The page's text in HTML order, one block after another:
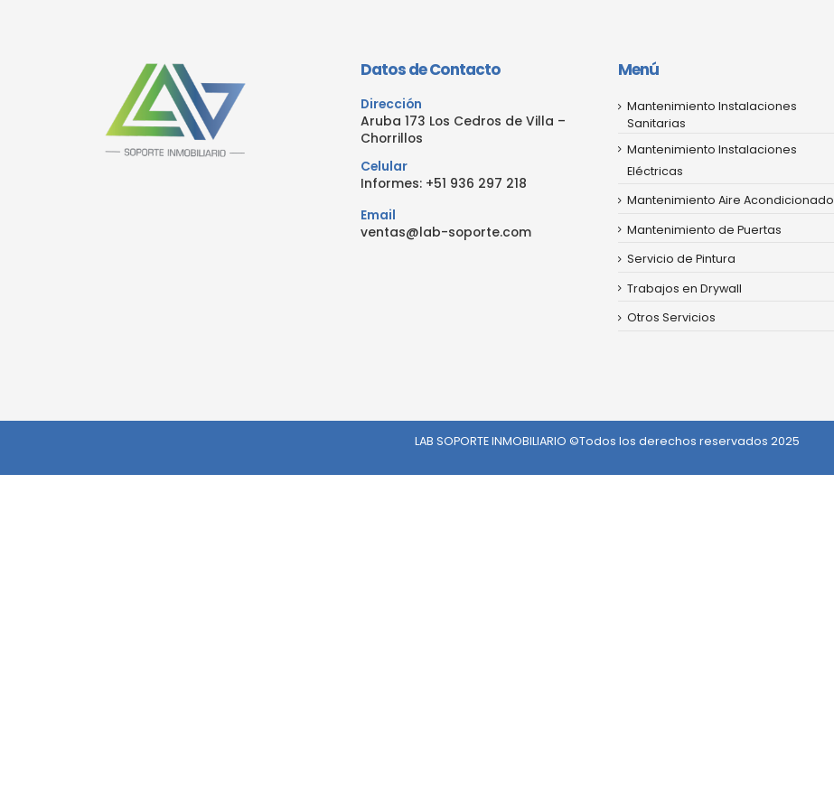
Datos de Contacto
Dirección
Aruba 173 Los Cedros de Villa –
Chorrillos
Celular
Informes: +51 936 297 218
Email
ventas@lab-soporte.com
Menú
Mantenimiento Instalaciones
Sanitarias
Mantenimiento Instalaciones
Eléctricas
Mantenimiento Aire Acondicionado
Mantenimiento de Puertas
Servicio de Pintura
Trabajos en Drywall
Otros Servicios
LAB SOPORTE INMOBILIARIO ©Todos los derechos reservados 2025